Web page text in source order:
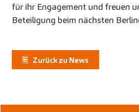
für ihr Engagement und freuen
Beteiligung beim nächsten
Zurück zu News